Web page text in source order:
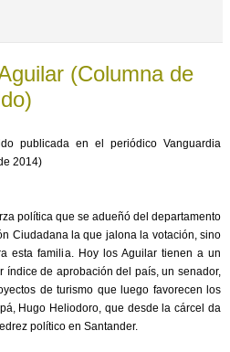
(Columna de
publicada en el periódico Vanguardia
2014)
política que se adueñó del departamento
Ciudadana la que jalona la votación, sino
esta familia. Hoy los Aguilar tienen a un
índice de aprobación del país, un senador,
de turismo que luego favorecen los
Hugo Heliodoro, que desde la cárcel da
político en Santander.